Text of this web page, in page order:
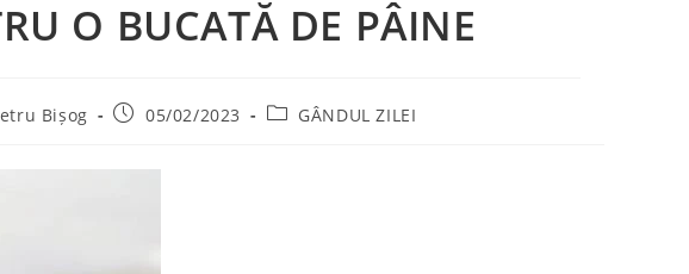
O BUCATĂ DE PÂINE
Bișog
Post05/02/2023
PostGÂNDUL ZILEI